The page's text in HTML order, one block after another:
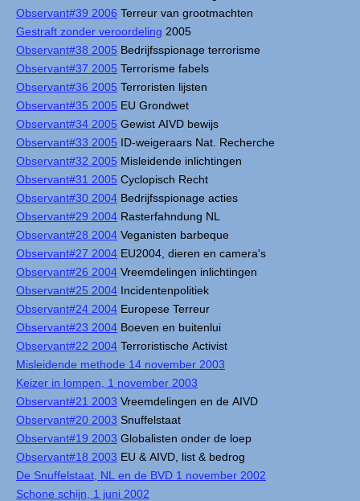
Observant#39 2006 Terreur van grootmachten
Gestraft zonder veroordeling 2005
Observant#38 2005 Bedrijfsspionage terrorisme
Observant#37 2005 Terrorisme fabels
Observant#36 2005 Terroristen lijsten
Observant#35 2005 EU Grondwet
Observant#34 2005 Gewist AIVD bewijs
Observant#33 2005 ID-weigeraars Nat. Recherche
Observant#32 2005 Misleidende inlichtingen
Observant#31 2005 Cyclopisch Recht
Observant#30 2004 Bedrijfsspionage acties
Observant#29 2004 Rasterfahndung NL
Observant#28 2004 Veganisten barbeque
Observant#27 2004 EU2004, dieren en camera's
Observant#26 2004 Vreemdelingen inlichtingen
Observant#25 2004 Incidentenpolitiek
Observant#24 2004 Europese Terreur
Observant#23 2004 Boeven en buitenlui
Observant#22 2004 Terroristische Activist
Misleidende methode 14 november 2003
Keizer in lompen, 1 november 2003
Observant#21 2003 Vreemdelingen en de AIVD
Observant#20 2003 Snuffelstaat
Observant#19 2003 Globalisten onder de loep
Observant#18 2003 EU & AIVD, list & bedrog
De Snuffelstaat, NL en de BVD 1 november 2002
Schone schijn, 1 juni 2002